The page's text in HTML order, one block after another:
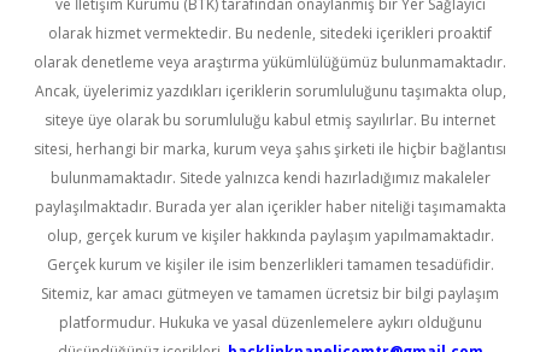
ve İletişim Kurumu (BTK) tarafından onaylanmış bir Yer Sağlayıcı
olarak hizmet vermektedir. Bu nedenle, sitedeki içerikleri proaktif
olarak denetleme veya araştırma yükümlülüğümüz bulunmamaktadır.
Ancak, üyelerimiz yazdıkları içeriklerin sorumluluğunu taşımakta olup,
siteye üye olarak bu sorumluluğu kabul etmiş sayılırlar. Bu internet
sitesi, herhangi bir marka, kurum veya şahıs şirketi ile hiçbir bağlantısı
bulunmamaktadır. Sitede yalnızca kendi hazırladığımız makaleler
paylaşılmaktadır. Burada yer alan içerikler haber niteliği taşımamakta
olup, gerçek kurum ve kişiler hakkında paylaşım yapılmamaktadır.
Gerçek kurum ve kişiler ile isim benzerlikleri tamamen tesadüfidir.
Sitemiz, kar amacı gütmeyen ve tamamen ücretsiz bir bilgi paylaşım
platformudur. Hukuka ve yasal düzenlemelere aykırı olduğunu